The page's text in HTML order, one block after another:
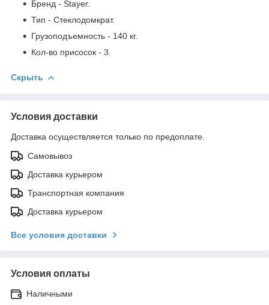
Бренд - Stayer.
Тип - Стеклодомкрат.
Грузоподъемность - 140 кг.
Кол-во присосок - 3.
Скрыть
Условия доставки
Доставка осуществляется только по предоплате.
Самовывоз
Доставка курьером
Транспортная компания
Доставка курьером
Все условия доставки
Условия оплаты
Наличными